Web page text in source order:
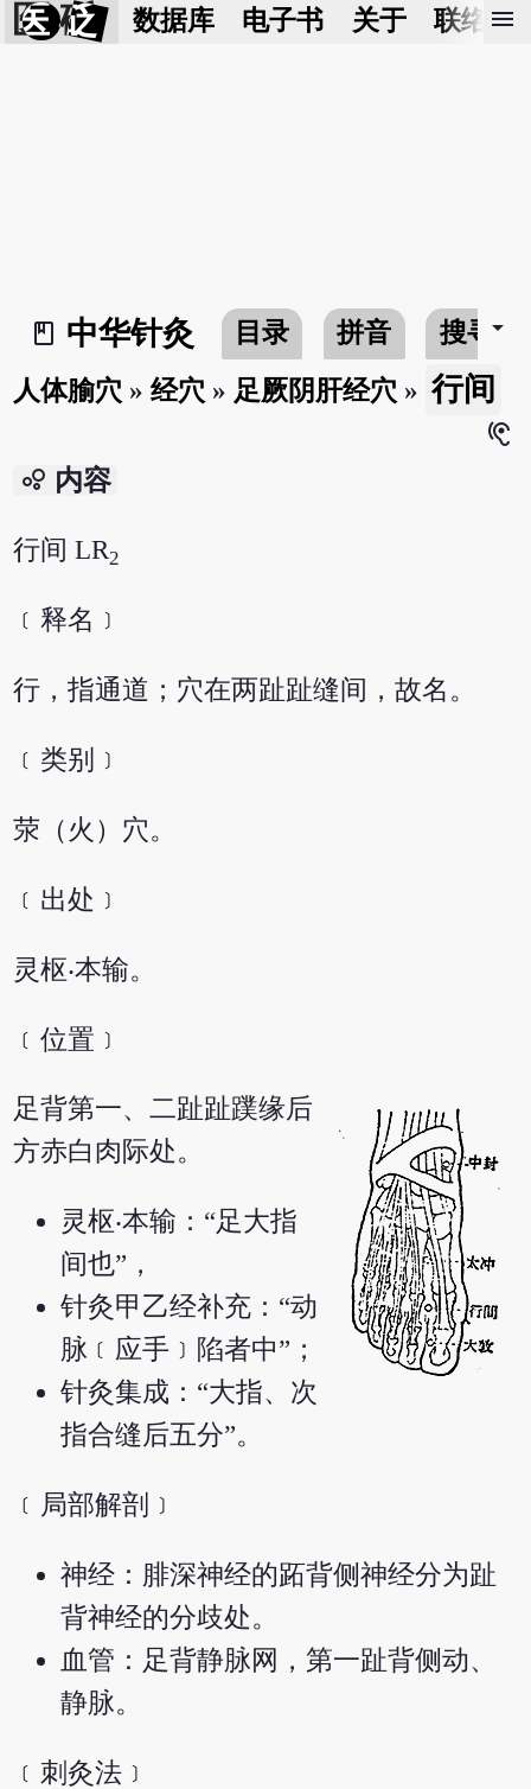
医 砭 数据库 电子书 关于 联络我
menu
book_2
中华针灸 目录 拼音 搜寻arrow_drop_down
人体腧穴 »经穴 » 足厥阴肝经穴 » 行间
hearing
bubble_chart 内容
行间 LR2
﹝释名﹞
行，指通道；穴在两趾趾缝间，故名。
﹝类别﹞
荥（火）穴。
﹝出处﹞
灵枢‧本输。
﹝位置﹞
足背第一、二趾趾蹼缘后
方赤白肉际处。
灵枢‧本输：“足大指
间也”，
针灸甲乙经补充：“动
脉﹝应手﹞陷者中”；
针灸集成：“大指、次
指合缝后五分”。
﹝局部解剖﹞
神经：腓深神经的跖背侧神经分为趾
背神经的分歧处。
血管：足背静脉网，第一趾背侧动、
静脉。
﹝刺灸法﹞